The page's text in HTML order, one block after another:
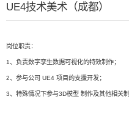
UE4技术美术（成都）
岗位职责：
1、负责数字孪生数据可视化的特效制作；
2、参与公司 UE4 项目的支援开发；
3、特殊情况下参与3D模型 制作及其他相关制